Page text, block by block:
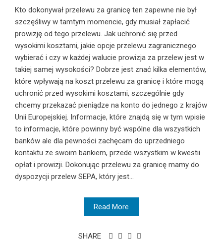
Kto dokonywał przelewu za granicę ten zapewne nie był
szczęśliwy w tamtym momencie, gdy musiał zapłacić
prowizję od tego przelewu. Jak uchronić się przed
wysokimi kosztami, jakie opcje przelewu zagranicznego
wybierać i czy w każdej walucie prowizja za przelew jest w
takiej samej wysokości? Dobrze jest znać kilka elementów,
które wpływają na koszt przelewu za granicę i które mogą
uchronić przed wysokimi kosztami, szczególnie gdy
chcemy przekazać pieniądze na konto do jednego z krajów
Unii Europejskiej. Informacje, które znajdą się w tym wpisie
to informacje, które powinny być wspólne dla wszystkich
banków ale dla pewności zachęcam do uprzedniego
kontaktu ze swoim bankiem, przede wszystkim w kwestii
opłat i prowizji. Dokonując przelewu za granicę mamy do
dyspozycji przelew SEPA, który jest...
Read More
SHARE